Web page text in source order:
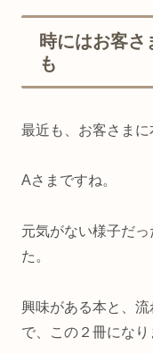
時にはお客
も
最近も、お客さまに
Aさまですね。
元気がない様子だ
た。
興味がある本と、
で、この２冊になり